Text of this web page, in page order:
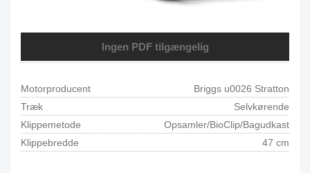
Ingen PDF tilgængelig
Motorproducent
Briggs u0026 Stratton
Træk
Selvkørende
Klippemetode
Opsamler/BioClip/Bagudkast
Klippebredde
47 cm